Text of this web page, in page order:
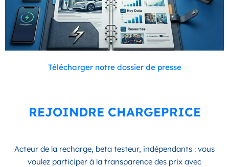
Télécharger notre dossier de presse
REJOINDRE CHARGEPRICE
Acteur de la recharge, beta testeur, indépendants : vous
voulez participer à la transparence des prix avec